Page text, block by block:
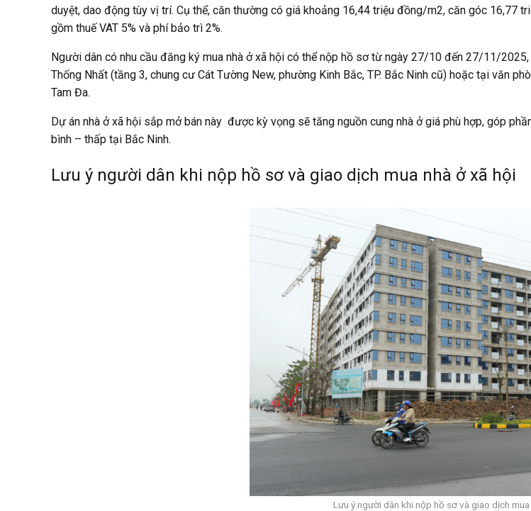
duyệt, dao động tùy vị trí. Cụ thể, căn thường có giá khoảng 16,44 triệu đồng/m2, căn góc 16,77
gồm thuế VAT 5% và phí bảo trì 2%.
Người dân có nhu cầu đăng ký mua nhà ở xã hội có thể nộp hồ sơ từ ngày 27/10 đến 27/11/
Thống Nhất (tầng 3, chung cư Cát Tường New, phường Kinh Bắc, TP. Bắc Ninh cũ) hoặc tại văn
Tam Đa.
Dự án nhà ở xã hội sắp mở bán này được kỳ vọng sẽ tăng nguồn cung nhà ở giá phù hợp, góp
bình – thấp tại Bắc Ninh.
Lưu ý người dân khi nộp hồ sơ và giao dịch mua nhà ở xã hội
Lưu ý người dân khi nộp hồ sơ và giao dịch mua